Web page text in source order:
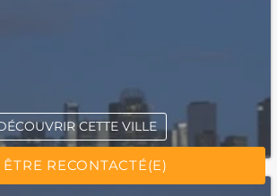
“Excellent”, 165 avis
ÊTRE RECONTACTÉ(E)
CETTE VILLE